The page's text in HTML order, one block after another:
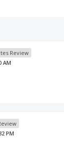
Review
AM
PM